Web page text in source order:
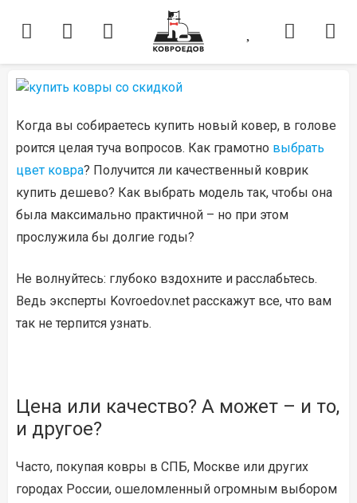
Когда вы собираетесь купить новый ковер, в голове
роится целая туча вопросов. Как грамотно выбрать
цвет ковра? Получится ли качественный коврик
купить дешево? Как выбрать модель так, чтобы она
была максимально практичной – но при этом
прослужила бы долгие годы?
Не волнуйтесь: глубоко вздохните и расслабьтесь.
Ведь эксперты Kovroedov.net расскажут все, что вам
так не терпится узнать.
Цена или качество? А может – и то,
и другое?
Часто, покупая ковры в СПБ, Москве или других
городах России, ошеломленный огромным выбором